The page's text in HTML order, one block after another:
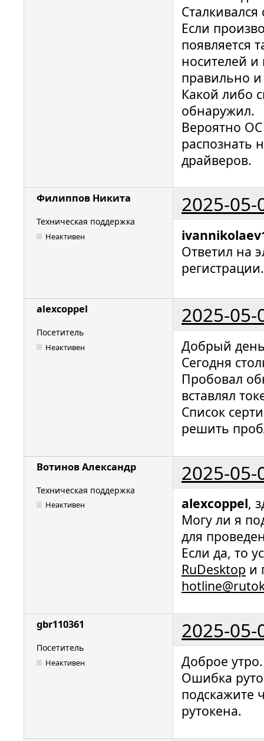
Если
появляется
носителей и
правильно
Какой либо
обнаружил.
Вероятно ОС
распознать
драйверов.
Филиппов Никита 2025-05-
Техническая поддержка
Неактивен
Ответил на
регистрации.
alexcoppel 2025-05-
Посетитель
Неактивен
Добрый
Сегодня
Пробовал
вставлял
Список
решить
Вотинов Александр 2025-05-
Техническая поддержка
Неактивен alexcoppel,
Могу ли я
для
Если да, то
RuDesktop и
gbr110361 2025-05-
Посетитель
Неактивен
Доброе
Ошибка
подскажите
рутокена.